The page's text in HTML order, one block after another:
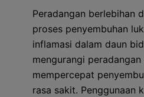
Peradangan berlebihan
proses penyembuhan
inflamasi dalam daun
mengurangi
mempercepat
rasa sakit. Penggunaan